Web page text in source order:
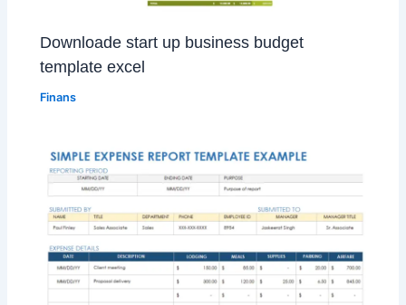
Downloade start up business budget
template excel
Finans